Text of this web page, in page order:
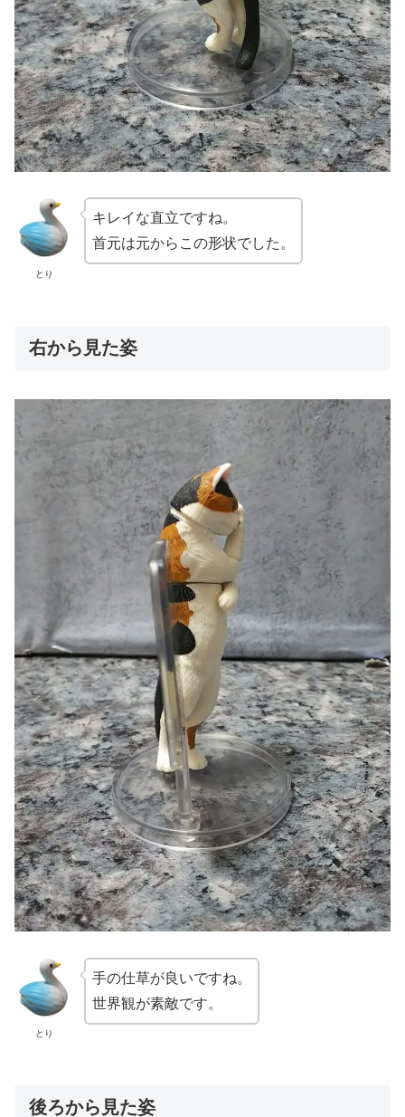
とり
キレイな直立ですね。
首元は元からこの形状でした。
右から見た姿
とり
手の仕草が良いですね。
世界観が素敵です。
後ろから見た姿